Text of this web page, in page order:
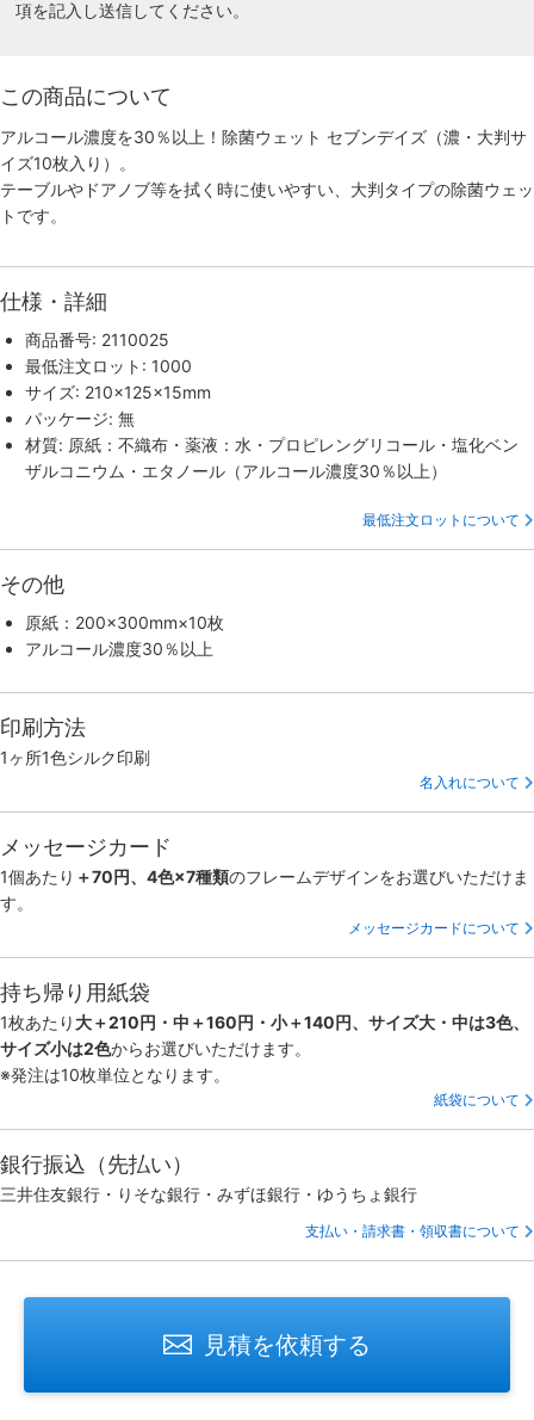
項を記入し送信してください。
この商品について
アルコール濃度を30％以上！除菌ウェット セブンデイズ（濃・大判サ
イズ10枚入り）。
テーブルやドアノブ等を拭く時に使いやすい、大判タイプの除菌ウェッ
トです。
仕様・詳細
商品番号: 2110025
最低注文ロット: 1000
サイズ: 210×125×15mm
パッケージ: 無
材質: 原紙：不織布・薬液：水・プロピレングリコール・塩化ベン
ザルコニウム・エタノール（アルコール濃度30％以上）
最低注文ロットについて
その他
原紙：200×300mm×10枚
アルコール濃度30％以上
印刷方法
1ヶ所1色シルク印刷
名入れについて
メッセージカード
1個あたり ＋70円、4色×7種類のフレームデザインをお選びいただけま
す。
メッセージカードについて
持ち帰り用紙袋
1枚あたり 大＋210円・中＋160円・小＋140円、サイズ大・中は3色、
サイズ小は2色からお選びいただけます。
※発注は10枚単位となります。
紙袋について
銀行振込（先払い）
三井住友銀行・りそな銀行・みずほ銀行・ゆうちょ銀行
支払い・請求書・領収書について
見積を依頼する